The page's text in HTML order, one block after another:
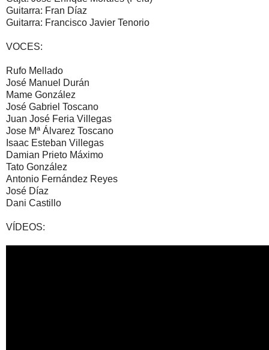
Guitarra: Fran Díaz
Guitarra: Francisco Javier Tenorio
VOCES:
Rufo Mellado
José Manuel Durán
Mame González
José Gabriel Toscano
Juan José Feria Villegas
Jose Mª Álvarez Toscano
Isaac Esteban Villegas
Damian Prieto Máximo
Tato González
Antonio Fernández Reyes
José Díaz
Dani Castillo
VÍDEOS: